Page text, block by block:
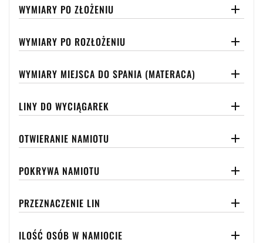
WYMIARY PO ZŁOŻENIU 
WYMIARY PO ROZŁOŻENIU 
WYMIARY MIEJSCA DO SPANIA (MATERACA) 
LINY DO WYCIĄGAREK 
OTWIERANIE NAMIOTU 
POKRYWA NAMIOTU 
PRZEZNACZENIE LIN 
ILOŚĆ OSÓB W NAMIOCIE 